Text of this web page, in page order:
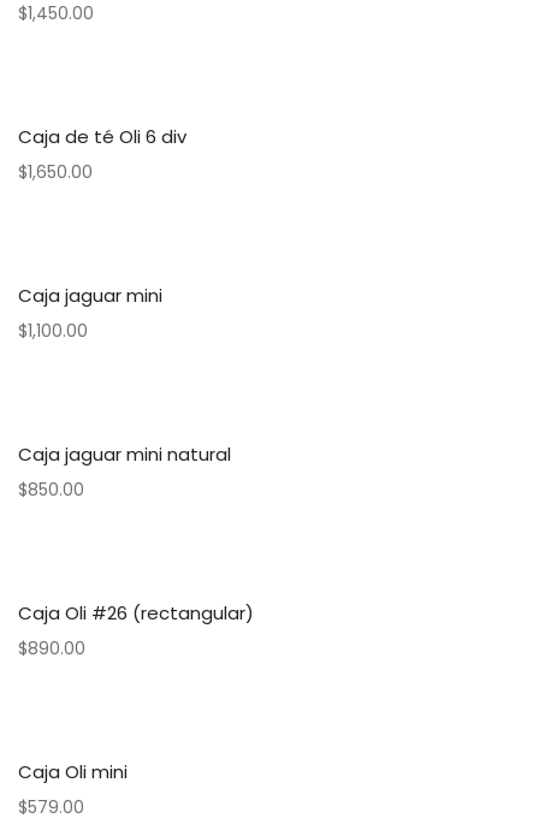
$1,450.00
Caja de té Oli 6 div
$1,650.00
Caja jaguar mini
$1,100.00
Caja jaguar mini natural
$850.00
Caja Oli #26 (rectangular)
$890.00
Caja Oli mini
$579.00